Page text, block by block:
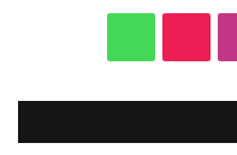
س
k
ت